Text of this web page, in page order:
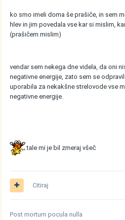
ko smo imeli doma še prašiče, in sem
hlev in jim povedala vse kar si mislim,
(prašičem mislim)
vendar sem nekega dne videla, da oni
negativne energije, zato sem se
uporabila za nekakšne strelovode vse
negativne energije.
tale mi je bil zmeraj všeč
Citiraj
Post mortum pocula nulla